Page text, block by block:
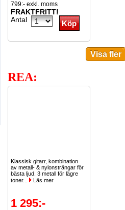
799:- exkl. moms
FRAKTFRITT!
Antal
REA:
Klassisk gitarr, kombination
av metall- & nylonsträngar för
bästa ljud. 3 metall för lägre
toner...
Läs mer
1 295:-